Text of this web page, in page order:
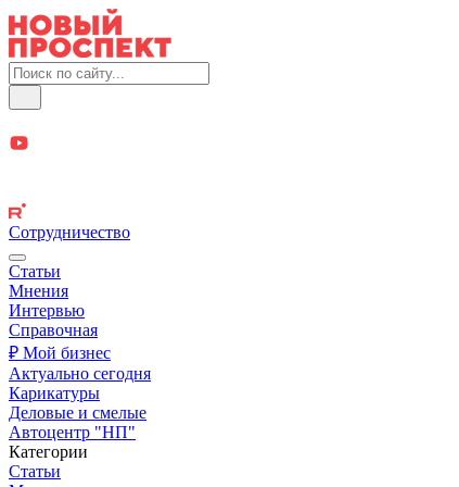
Сотрудничество
Статьи
Мнения
Интервью
Справочная
₽ Мой бизнес
Актуально сегодня
Карикатуры
Деловые и смелые
Автоцентр "НП"
Категории
Статьи